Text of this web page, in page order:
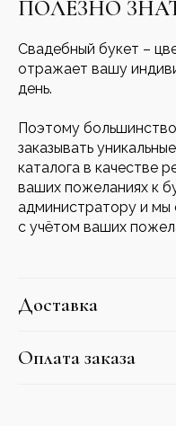
ПОЛЕЗНО
Свадебный букет –
отражает вашу
день.
Поэтому
заказывать
каталога в качестве
ваших пожеланиях к
администратору и мы
с учётом ваших
Доставка
Оплата заказа